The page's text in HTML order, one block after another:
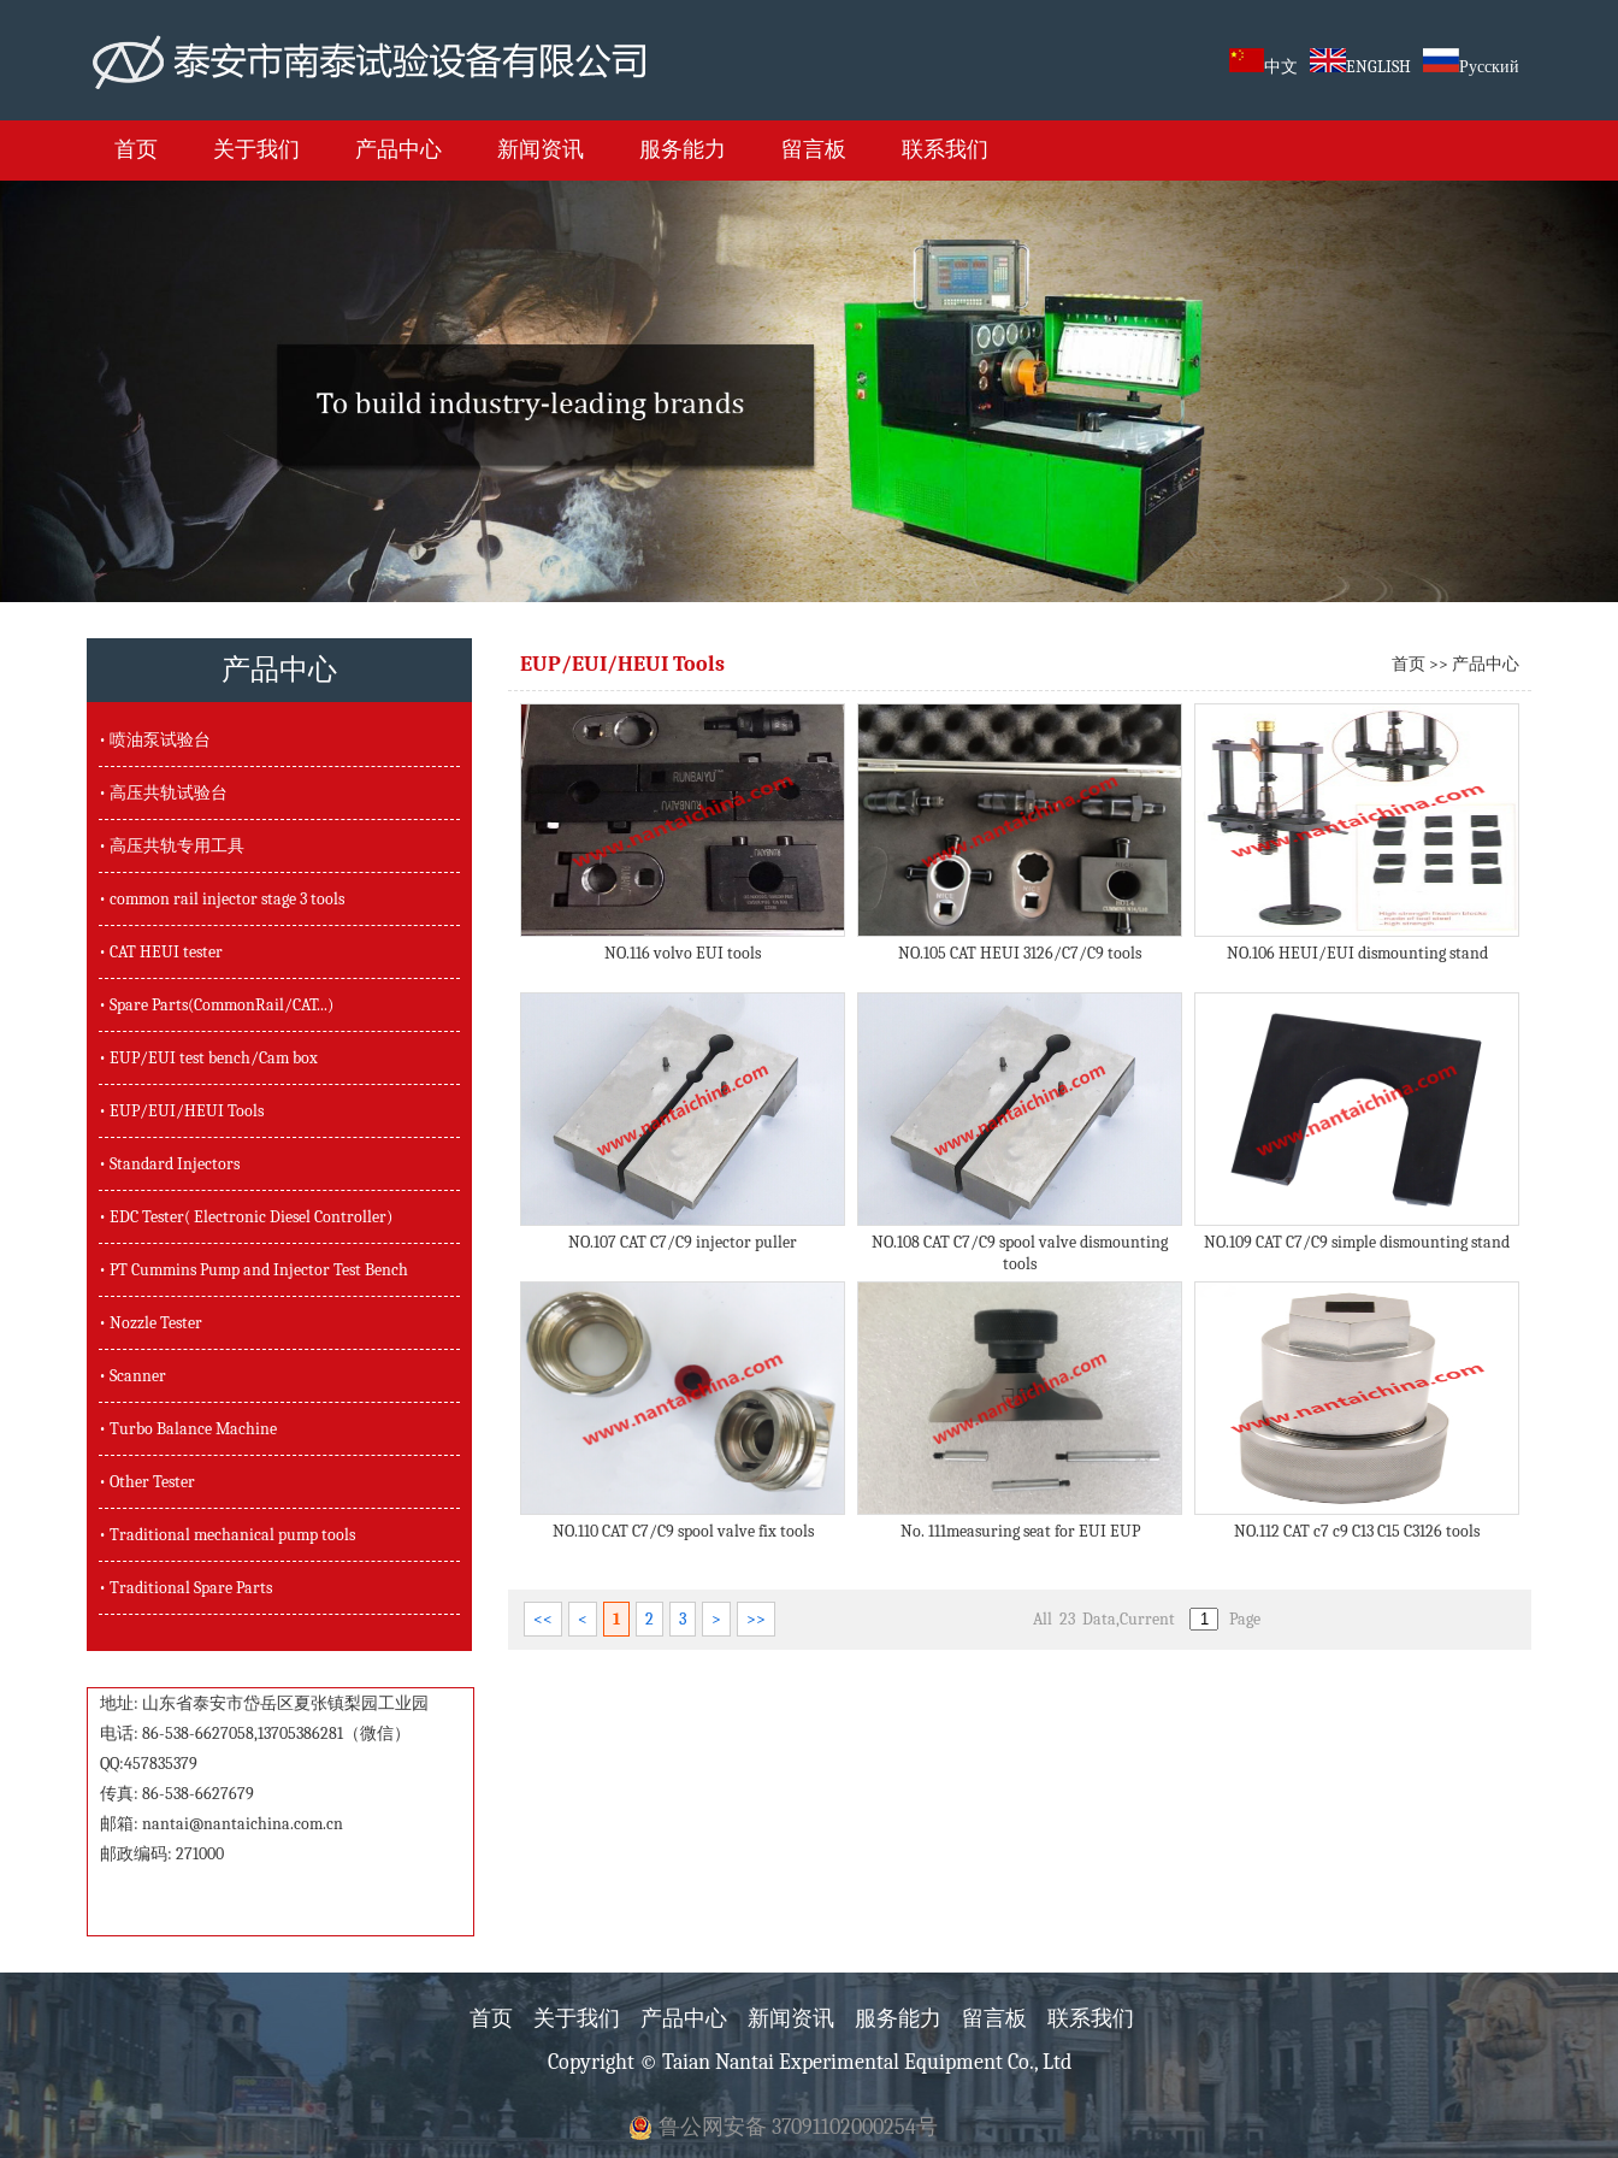
中文 ENGLISH Русский
首页 关于我们 产品中心 新闻资讯 服务能力 留言板 联系我们
产品中心
• 喷油泵试验台
• 高压共轨试验台
• 高压共轨专用工具
• common rail injector stage 3 tools
• CAT HEUI tester
• Spare Parts(CommonRail/CAT...)
• EUP/EUI test bench/Cam box
• EUP/EUI/HEUI Tools
• Standard Injectors
• EDC Tester( Electronic Diesel Controller)
• PT Cummins Pump and Injector Test Bench
• Nozzle Tester
• Scanner
• Turbo Balance Machine
• Other Tester
• Traditional mechanical pump tools
• Traditional Spare Parts
地址: 山东省泰安市岱岳区夏张镇梨园工业园
电话: 86-538-6627058,13705386281（微信）
QQ:457835379
传真: 86-538-6627679
邮箱: nantai@nantaichina.com.cn
邮政编码: 271000
EUP/EUI/HEUI Tools 首页 >> 产品中心
NO.116 volvo EUI tools NO.105 CAT HEUI 3126/C7/C9 tools NO.106 HEUI/EUI dismounting stand
NO.107 CAT C7/C9 injector puller
NO.108 CAT C7/C9 spool valve dismounting
tools
NO.109 CAT C7/C9 simple dismounting stand
NO.110 CAT C7/C9 spool valve fix tools No. 111measuring seat for EUI EUP NO.112 CAT c7 c9 C13 C15 C3126 tools
<< < 1 2 3 > >> All 23 Data,Current Page
首页 关于我们 产品中心 新闻资讯 服务能力 留言板
联系我们
Copyright © Taian Nantai Experimental Equipment Co., Ltd
鲁公网安备 37091102000254号